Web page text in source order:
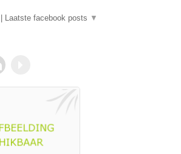
Laatste facebook posts ▼